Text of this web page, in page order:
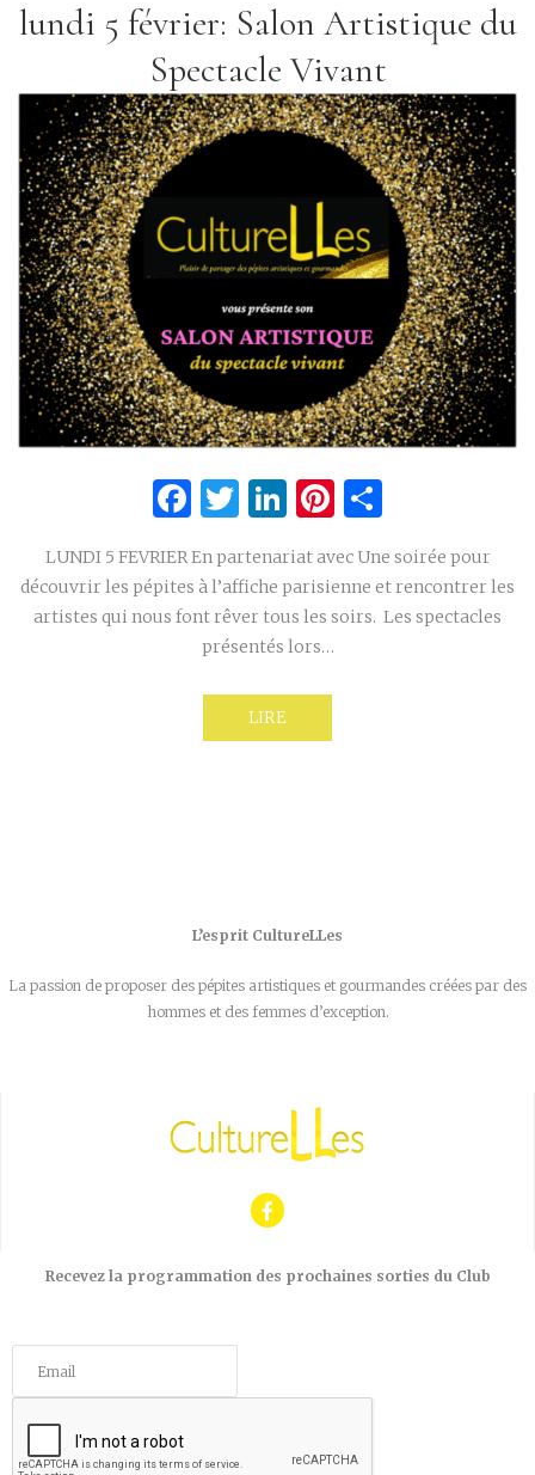
lundi 5 février: Salon Artistique du
Spectacle Vivant
Facebook
Twitter
LinkedIn
Pinterest
LUNDI 5 FEVRIER En partenariat avec Une soirée pour
découvrir les pépites à l’affiche parisienne et rencontrer les
artistes qui nous font rêver tous les soirs. Les spectacles
présentés lors…
LIRE
L’esprit CultureLLes
La passion de proposer des pépites artistiques et gourmandes créées par des
hommes et des femmes d’exception.
Recevez la programmation des prochaines sorties du Club